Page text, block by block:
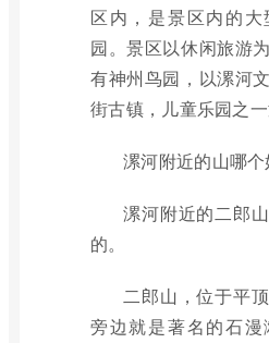
区内，是景区内的
园。景区以休闲旅游
有神州鸟园，以漯河
街古镇，儿童乐园之一
漯河附近的山哪个
漯河附近的二郎
的。
二郎山，位于平
旁边就是著名的石